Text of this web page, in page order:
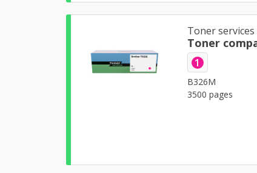
Toner services
Toner
1
B326M
3500 pages